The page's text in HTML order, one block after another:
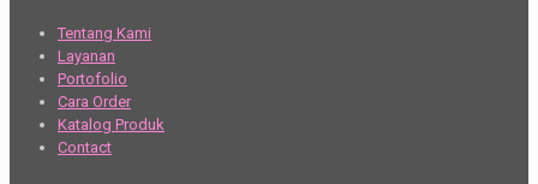
Tentang Kami
Layanan
Portofolio
Cara Order
Katalog Produk
Contact